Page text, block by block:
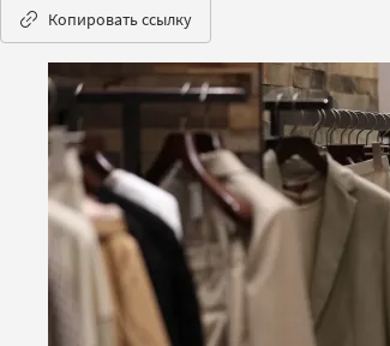
Копировать ссылку